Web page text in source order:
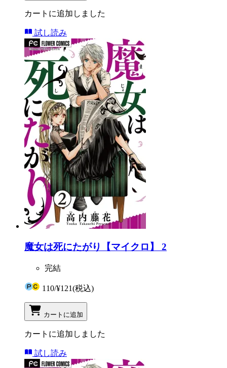
カートに追加しました
試し読み
魔女は死にたがり【マイクロ】 2
完結
110/¥121(税込)
カートに追加
カートに追加しました
試し読み